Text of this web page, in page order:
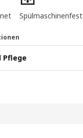
Spülmaschinenfest
Pflege